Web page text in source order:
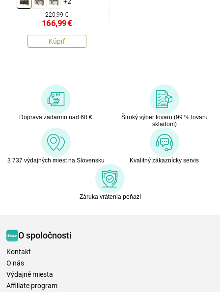
220,99 €
166,99€
Kúpiť
Doprava zadarmo nad 60 €
Široký výber tovaru (99 % tovaru
skladom)
3 737 výdajných miest na Slovensku Kvalitný zákaznícky servis
Záruka vrátenia peňazí
O spoločnosti
Kontakt
O nás
Výdajné miesta
Affiliate program